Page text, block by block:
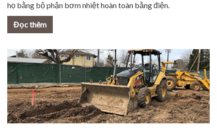
họ bằng bộ phận bơm nhiệt hoàn toàn bằng điện.
Đọc thêm